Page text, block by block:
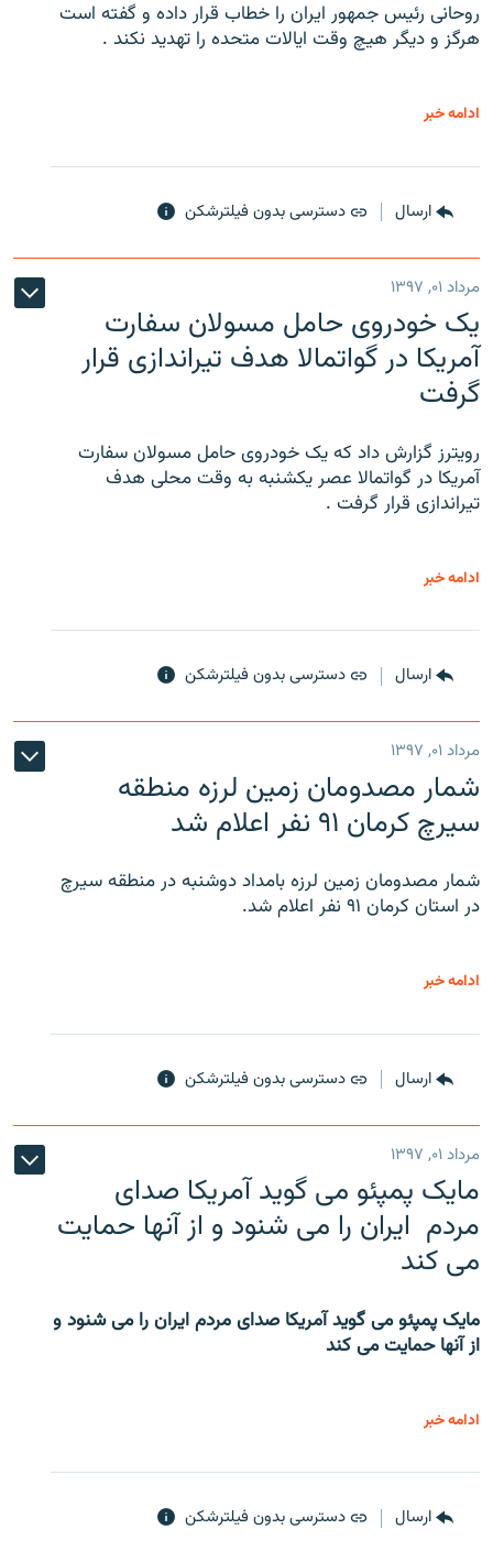
روحانی رئیس جمهور ایران را خطاب قرار داده و گفته است
هرگز و دیگر هیچ وقت ایالات متحده را تهدید نکند .
ادامه خبر
ارسال دسترسی بدون فیلترشکن
مرداد ۰۱, ۱۳۹۷
یک خودروی حامل مسولان سفارت
آمریکا در گواتمالا هدف تیراندازی قرار
گرفت
رویترز گزارش داد که یک خودروی حامل مسولان سفارت
آمریکا در گواتمالا عصر یکشنبه به وقت محلی هدف
تیراندازی قرار گرفت .
ادامه خبر
ارسال دسترسی بدون فیلترشکن
مرداد ۰۱, ۱۳۹۷
شمار مصدومان زمین لرزه منطقه
سیرچ کرمان ۹۱ نفر اعلام شد
شمار مصدومان زمین لرزه بامداد دوشنبه در منطقه سیرچ
در استان کرمان ۹۱ نفر اعلام شد.
ادامه خبر
ارسال دسترسی بدون فیلترشکن
مرداد ۰۱, ۱۳۹۷
مایک پمپئو می گوید آمریکا صدای
مردم ایران را می شنود و از آنها حمایت
می کند
مایک پمپئو می گوید آمریکا صدای مردم ایران را می شنود و
از آنها حمایت می کند
ادامه خبر
ارسال دسترسی بدون فیلترشکن